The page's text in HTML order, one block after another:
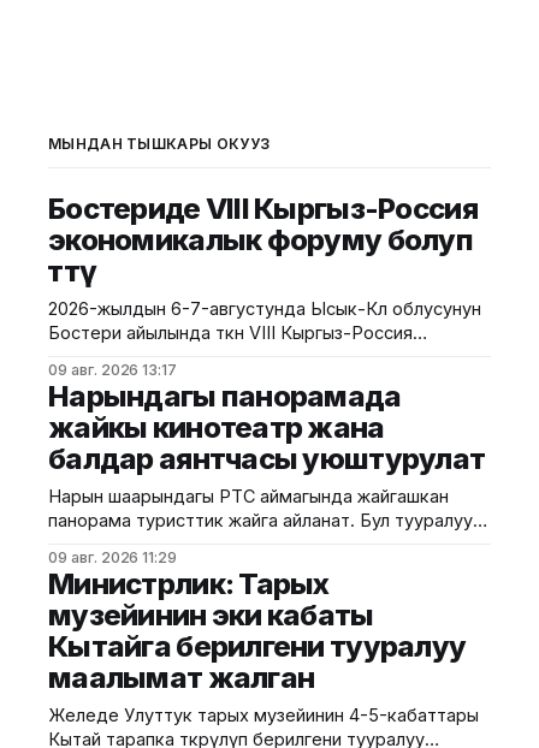
МЫНДАН ТЫШКАРЫ ОКУҢУЗ
Бостериде VIII Кыргыз-Россия
экономикалык форуму болуп
өттү
2026-жылдын 6-7-августунда Ысык-Көл облусунун
Бостери айылында өткөн VIII Кыргыз-Россия
өкмөттөр аралык кеңешинин жыйынынын алкагында
уюштурулуп, ага Кыргызстан менен Россиянын
мамлекеттик органдарынын, бизнес
ишканаларынын, өнүктүрүү институттарынын жана
эксперттик коомчулуктун өкүлдөрү катышты.
Форумдун биринчи күнүнүн жыйынтыгында бир
катар келишимдерге кол
09 авг. 2026 13:17
Нарындагы панорамада
жайкы кинотеатр жана
балдар аянтчасы уюштурулат
Нарын шаарындагы РТС аймагында жайгашкан
панорама туристтик жайга айланат. Бул тууралуу
ылайык, Нарындын мэри Жылдызбек Беккелдиев
"Сапат курулуш" ЖЧКсынын жетекчиси Валихан
Жолбулаков менен жолугушуп, алдыдагы иштерди
талкуулады. Долбоор сынак шартында жеке
ишкерге пайдаланууга берилип, аймакта жайкы
кинотеатр, сүрөт бурчу, балдар үчүн оюн аянтчасы
жана
09 авг. 2026 11:29
Министрлик: Тарых
музейинин эки кабаты
Кытайга берилгени тууралуу
маалымат жалган
Желеде Улуттук тарых музейинин 4-5-кабаттары
Кытай тарапка өткөрүлүп берилгени тууралуу